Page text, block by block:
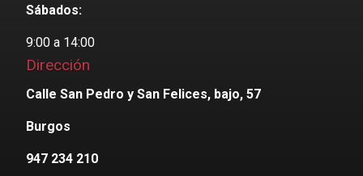
Sábados:
9:00 a 14:00
Dirección
Calle San Pedro y San Felices, bajo, 57
Burgos
947 234 210